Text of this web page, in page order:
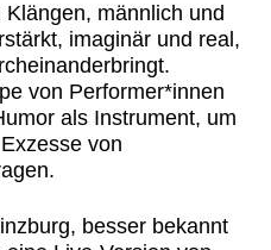
männlich und
imaginär und real,
von Performer*innen
als Instrument, um
von
besser bekannt